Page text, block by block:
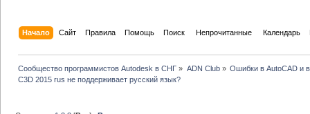
Начало Сайт Правила Помощь Поиск Непрочитанные Календарь
Сообщество программистов Autodesk в СНГ » ADN Club» Ошибки в AutoCAD и
C3D 2015 rus не поддерживает русский язык?